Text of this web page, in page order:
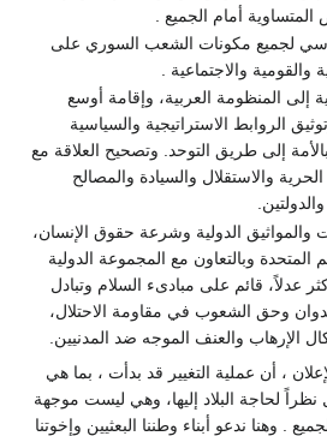
أمام الجميع .
لجميع مكونات الشعب السوري على
والقومية والاجتماعية .
إلى المنظومة العربية، وإقامة أوسع
الروابط الاستراتيجية والسياسية
إلى طريق التوحد. وتصحيح العلاقة مع
والاستقلال والسيادة والمصالح
والمواثيق الدولية وشرعة حقوق الإنسان،
وبالتعاون مع المجموعة الدولية
عدلاً، قائم على مبادىء السلام وتبادل
وحق الشعوب في مقاومة الاحتلال،
الإرهاب والعنف الموجه ضد المدنيين.
، أن عملية التغيير قد بدأت ، بما هي
لحاجة البلاد إليها، وهي ليست موجهة
. وهنا ندعو أبناء وطننا البعثيين وإخوتنا